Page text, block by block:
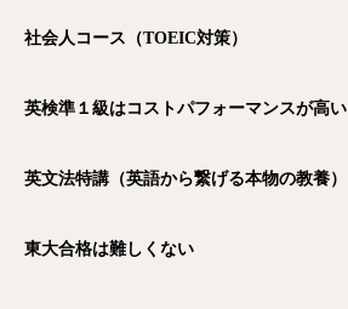
社会人コース（TOEIC対策）
英検準１級はコストパフォーマンスが高い
英文法特講（英語から繋げる本物の教養）
東大合格は難しくない